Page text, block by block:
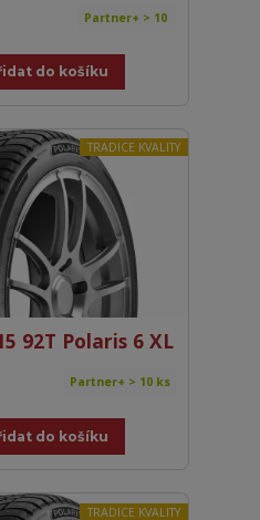
Partner+ > 10
do košíku
TRADICE KVALITY
92T Polaris 6 XL
Partner+ > 10 ks
do košíku
TRADICE KVALITY